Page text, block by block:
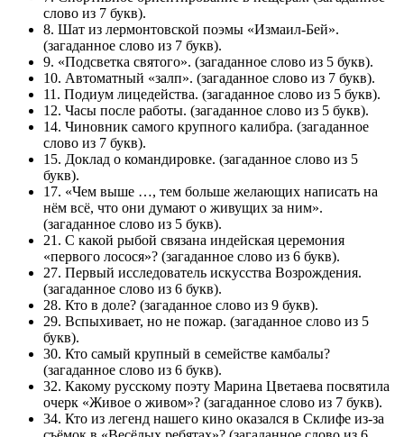
слово из 7 букв).
8. Шат из лермонтовской поэмы «Измаил-Бей».
(загаданное слово из 7 букв).
9. «Подсветка святого». (загаданное слово из 5 букв).
10. Автоматный «залп». (загаданное слово из 7 букв).
11. Подиум лицедейства. (загаданное слово из 5 букв).
12. Часы после работы. (загаданное слово из 5 букв).
14. Чиновник самого крупного калибра. (загаданное
слово из 7 букв).
15. Доклад о командировке. (загаданное слово из 5
букв).
17. «Чем выше …, тем больше желающих написать на
нём всё, что они думают о живущих за ним».
(загаданное слово из 5 букв).
21. С какой рыбой связана индейская церемония
«первого лосося»? (загаданное слово из 6 букв).
27. Первый исследователь искусства Возрождения.
(загаданное слово из 6 букв).
28. Кто в доле? (загаданное слово из 9 букв).
29. Вспыхивает, но не пожар. (загаданное слово из 5
букв).
30. Кто самый крупный в семействе камбалы?
(загаданное слово из 6 букв).
32. Какому русскому поэту Марина Цветаева посвятила
очерк «Живое о живом»? (загаданное слово из 7 букв).
34. Кто из легенд нашего кино оказался в Склифе из-за